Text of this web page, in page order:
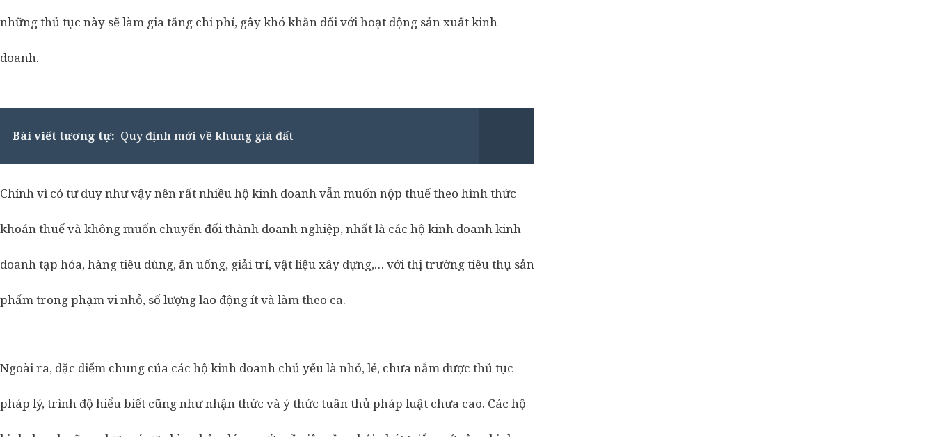
những thủ tục này sẽ làm gia tăng chi phí, gây khó khăn đối với hoạt động sản xuất kinh
doanh.
Bài viết tương tự: Quy định mới về khung giá đất
Chính vì có tư duy như vậy nên rất nhiều hộ kinh doanh vẫn muốn nộp thuế theo hình thức
khoán thuế và không muốn chuyển đổi thành doanh nghiệp, nhất là các hộ kinh doanh kinh
doanh tạp hóa, hàng tiêu dùng, ăn uống, giải trí, vật liệu xây dựng,… với thị trường tiêu thụ sản
phẩm trong phạm vi nhỏ, số lượng lao động ít và làm theo ca.
Ngoài ra, đặc điểm chung của các hộ kinh doanh chủ yếu là nhỏ, lẻ, chưa nắm được thủ tục
pháp lý, trình độ hiểu biết cũng như nhận thức và ý thức tuân thủ pháp luật chưa cao. Các hộ